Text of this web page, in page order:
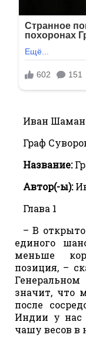
Иван Шаман
Граф
Название:
Автор(-ы):
Глава 1
– В
единого
меньше
позиция, –
значит, что
после
Индии у нас
чашу весов в